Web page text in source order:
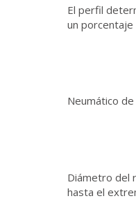
El perfil
un porcentaje
Neumático
Diámetro del
hasta el